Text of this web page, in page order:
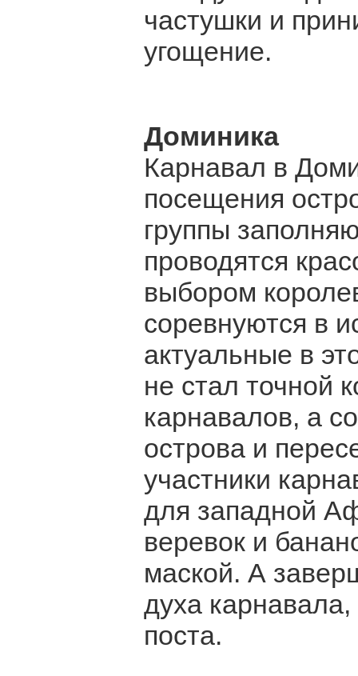
частушки и
угощение.
Доминика
Карнавал в
посещения
группы
проводятся
выбором
соревнуются в
актуальные в
не стал точной
карнавалов, а
острова и
участники
для западной
веревок и
маской. А
духа
поста.